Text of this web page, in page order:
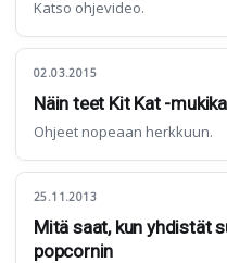
Katso ohjevideo.
02.03.2015
Näin teet Kit Kat -
Ohjeet nopeaan herkkuun.
25.11.2013
Mitä saat, kun yhdistät
popcornin